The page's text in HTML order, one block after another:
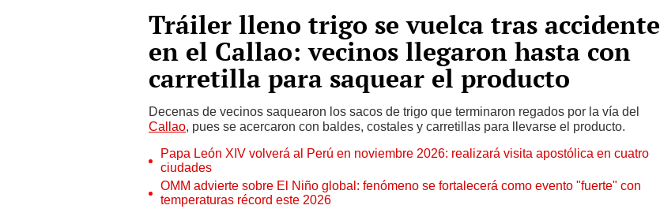
Tráiler lleno trigo se vuelca tras accidente
en el Callao: vecinos llegaron hasta con
carretilla para saquear el producto
Decenas de vecinos saquearon los sacos de trigo que terminaron regados por la vía del
Callao, pues se acercaron con baldes, costales y carretillas para llevarse el producto.
Papa León XIV volverá al Perú en noviembre 2026: realizará visita apostólica en cuatro
ciudades
OMM advierte sobre El Niño global: fenómeno se fortalecerá como evento "fuerte" con
temperaturas récord este 2026